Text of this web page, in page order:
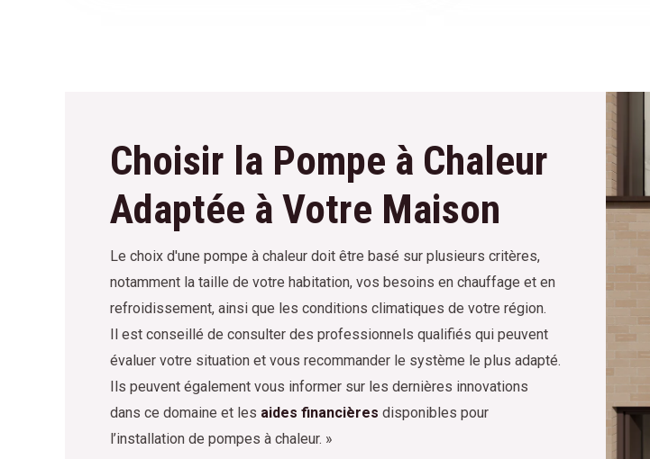
Choisir la Pompe à Chaleur
Adaptée à Votre Maison
Le choix d'une pompe à chaleur doit être basé sur plusieurs critères,
notamment la taille de votre habitation, vos besoins en chauffage et en
refroidissement, ainsi que les conditions climatiques de votre région.
Il est conseillé de consulter des professionnels qualifiés qui peuvent
évaluer votre situation et vous recommander le système le plus adapté.
Ils peuvent également vous informer sur les dernières innovations
dans ce domaine et les aides financières disponibles pour
l’installation de pompes à chaleur. »